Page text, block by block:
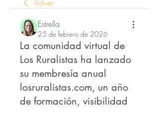
Volver
Estrella
25 de febrero de 2026
La comunidad virtual de
Los Ruralistas ha lanzado
su membresía anual
losruralistas.com, un año
de formación, visibilidad